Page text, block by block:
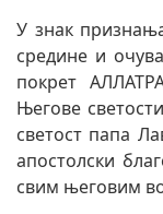
У знак
средине и
покрет
Његове
светост папа
апостолски
свим његовим